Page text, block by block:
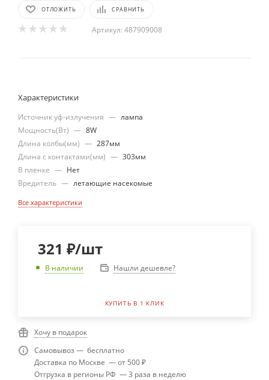
ОТЛОЖИТЬ СРАВНИТЬ
Артикул: 487909008
Характеристики
Источник уф-излучения — лампа
Мощность(Вт) — 8W
Длина колбы(мм) — 287мм
Длина с контактами(мм) — 303мм
В пленке — Нет
Вредитель — летающие насекомые
Все характеристики
321 ₽/шт
В наличии Нашли дешевле?
КУПИТЬ В 1 КЛИК
Хочу в подарок
Самовывоз — бесплатно
Доставка по Москве — от 500 ₽
Отгрузка в регионы РФ — 3 раза в неделю